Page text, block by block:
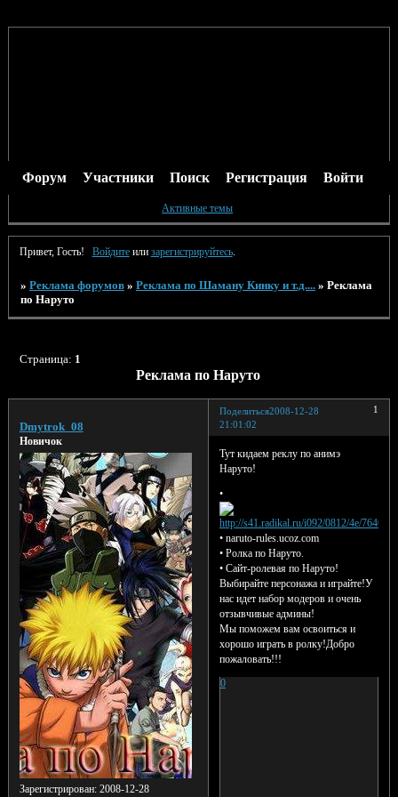
Форум Участники Поиск Регистрация Войти
Активные темы
Привет, Гость! Войдитеили зарегистрируйтесь.
» Реклама форумов » Реклама по Шаману Кинку и т.д.... » Реклама
по Наруто
Реклама по Наруто
Страница: 1
Поделиться 1
2008-12-28
21:01:02
Dmytrok_08
Новичок
Зарегистрирован: 2008-12-28
Тут кидаем реклу по анимэ
Наруто!
•
• naruto-rules.ucoz.com
• Ролка по Наруто.
• Сайт-ролевая по Наруто!
Выбирайте персонажа и играйте!У
нас идет набор модеров и очень
отзывчивые админы!
Мы поможем вам освоиться и
хорошо играть в ролку!Добро
пожаловать!!!
0